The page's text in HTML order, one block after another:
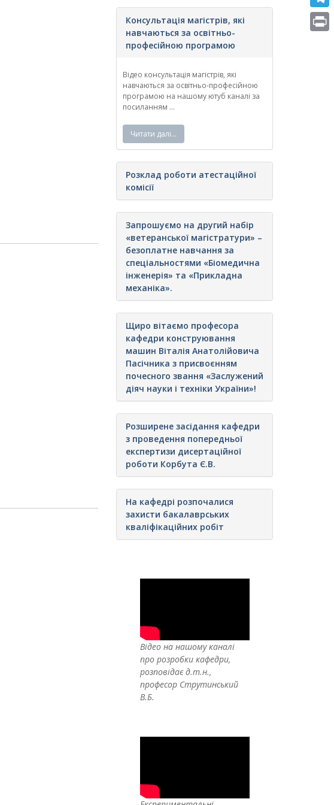
Консультація магістрів, які
навчаються за освітньо-
професійною програмою
Відео консультація магістрів, які
навчаються за освітньо-професійною
програмою на нашому ютуб каналі за
посиланням ...
Читати далі…
Розклад роботи атестаційної
комісії
Запрошуємо на другий набір
«ветеранської магістратури» –
безоплатне навчання за
спеціальностями «Біомедична
інженерія» та «Прикладна
механіка».
Щиро вітаємо професора
кафедри конструювання
машин Віталія Анатолійовича
Пасічника з присвоєнням
почесного звання «Заслужений
діяч науки і техніки України»!
Розширене засідання кафедри
з проведення попередньої
експертизи дисертаційної
роботи Корбута Є.В.
На кафедрі розпочалися
захисти бакалаврських
кваліфікаційних робіт
Відео на нашому каналі
про розробки кафедри,
розповідає д.т.н.,
професор Струтинський
В.Б.
b
im
a
T